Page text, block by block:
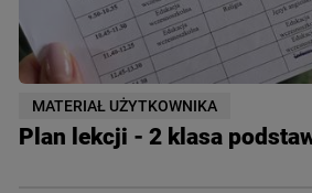
MATERIAŁ UŻYTKOWNIKA
Plan lekcji - 2 klasa